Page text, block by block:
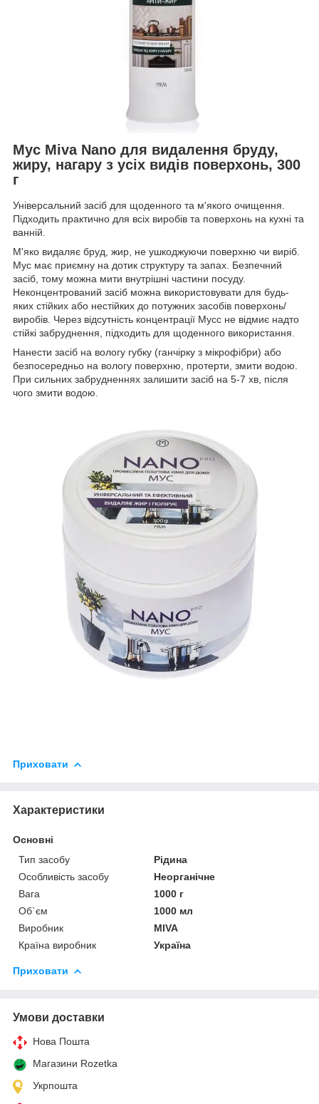
Мус Miva Nano для видалення бруду,
жиру, нагару з усіх видів поверхонь, 300
г
Універсальний засіб для щоденного та м'якого очищення.
Підходить практично для всіх виробів та поверхонь на кухні та
ванній.
М'яко видаляє бруд, жир, не ушкоджуючи поверхню чи виріб.
Мус має приємну на дотик структуру та запах. Безпечний
засіб, тому можна мити внутрішні частини посуду.
Неконцентрований засіб можна використовувати для будь-
яких стійких або нестійких до потужних засобів поверхонь/
виробів. Через відсутність концентрації Мусс не відмиє надто
стійкі забруднення, підходить для щоденного використання.
Нанести засіб на вологу губку (ганчірку з мікрофібри) або
безпосередньо на вологу поверхню, протерти, змити водою.
При сильних забрудненнях залишити засіб на 5-7 хв, після
чого змити водою.
Приховати
Характеристики
Основні
Тип засобу
Рідина
Особливість засобу
Неорганічне
Вага
1000 г
Об`єм
1000 мл
Виробник
MIVA
Країна виробник
Україна
Приховати
Умови доставки
Нова Пошта
Магазини Rozetka
Укрпошта